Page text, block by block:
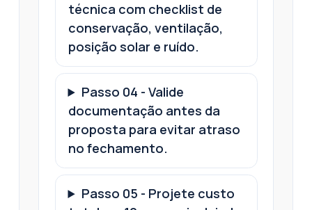
técnica com checklist de
conservação, ventilação,
posição solar e ruído.
Passo 04 - Valide
documentação antes da
proposta para evitar atraso
no fechamento.
Passo 05 - Projete custo